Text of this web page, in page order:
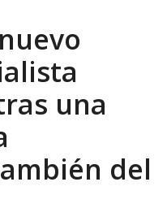
una
del